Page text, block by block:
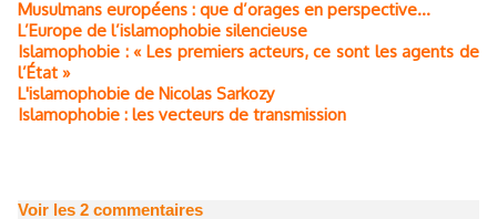
Musulmans européens : que d’orages en perspective…
L’Europe de l’islamophobie silencieuse
Islamophobie : « Les premiers acteurs, ce sont les agents de
l’État »
L'islamophobie de Nicolas Sarkozy
Islamophobie : les vecteurs de transmission
Voir les 2 commentaires